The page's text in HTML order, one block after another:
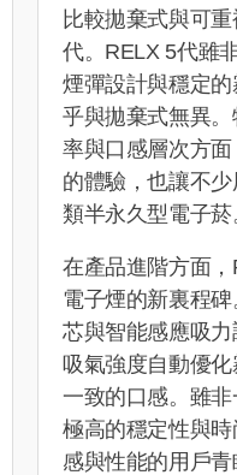
比較拋棄式與可
代。RELX 5代雖
煙彈設計與穩定
乎與拋棄式無異
率與口感層次方面
的體驗，也讓不
類半永久型電子菸
在產品進階方面
電子煙的新裏程
芯與智能感應吸
吸氣強度自動優
一致的口感。雖非
極高的穩定性與
感與性能的用戶